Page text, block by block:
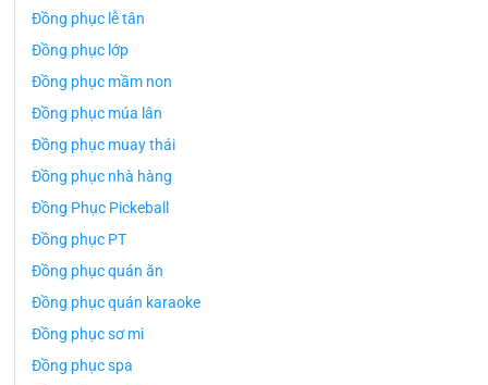
Đồng phục lễ tân
Đồng phục lớp
Đồng phục mầm non
Đồng phục múa lân
Đồng phục muay thái
Đồng phục nhà hàng
Đồng Phục Pickeball
Đồng phục PT
Đồng phục quán ăn
Đồng phục quán karaoke
Đồng phục sơ mi
Đồng phục spa